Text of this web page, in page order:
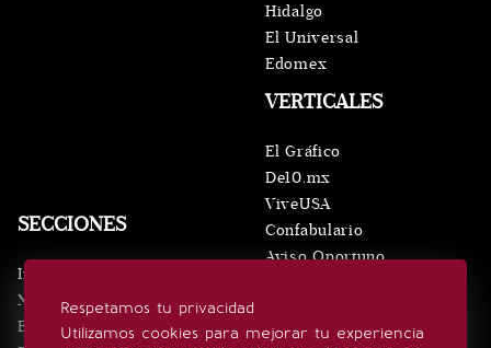
Respetamos tu privacidad
Utilizamos cookies para mejorar tu experiencia
SECCIONES
Inicio
Noticias
Eventos
VERTICALES
El Gráfico
De10.mx
ViveUSA
Confabulario
Aviso Oportuno
Hidalgo
El Universal
Edomex